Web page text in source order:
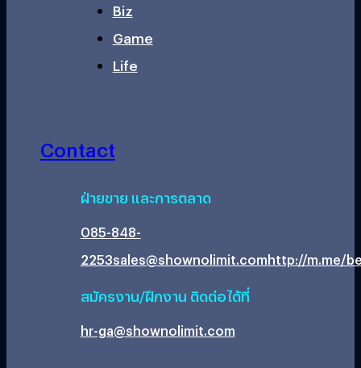
Biz
Game
Life
Contact
ฝ่ายขาย และการตลาด
085-848-
2253sales@shownolimit.comhttp://m.me/
สมัครงาน/ฝึกงาน ติดต่อได้ที่
hr-ga@shownolimit.com